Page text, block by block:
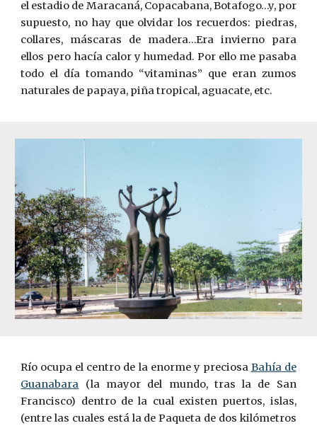
el estadio de Maracaná, Copacabana, Botafogo…y, por
supuesto, no hay que olvidar los recuerdos: piedras,
collares, máscaras de madera…Era invierno para
ellos pero hacía calor y humedad. Por ello me pasaba
todo el día tomando “vitaminas” que eran zumos
naturales de papaya, piña tropical, aguacate, etc.
Río ocupa el centro de la enorme y preciosa Bahía de
Guanabara (la mayor del mundo, tras la de San
Francisco) dentro de la cual existen puertos, islas,
(entre las cuales está la de Paqueta de dos kilómetros